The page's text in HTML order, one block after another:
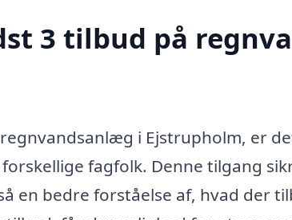
3 tilbud på
i Ejstrupholm, er
fagfolk. Denne tilgang
en bedre forståelse af, hvad der